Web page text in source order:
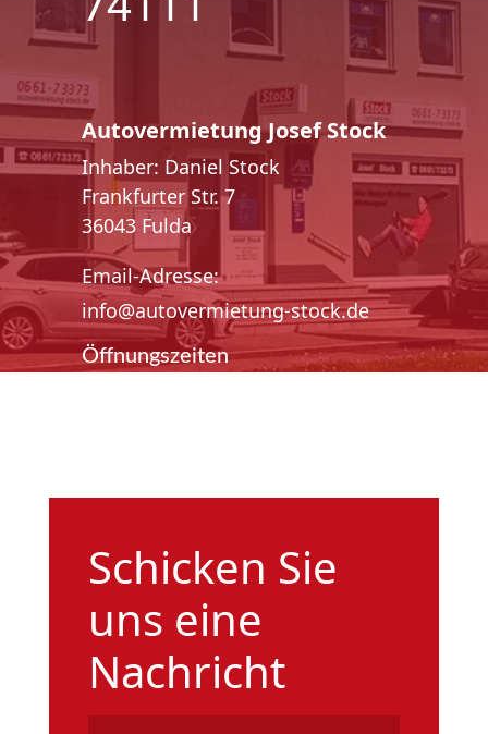
Autovermietung Josef Stock
Inhaber: Daniel Stock
Frankfurter Str. 7
36043 Fulda
Email-Adresse:
info@autovermietung-stock.de
Öffnungszeiten
Schicken Sie
uns eine
Nachricht